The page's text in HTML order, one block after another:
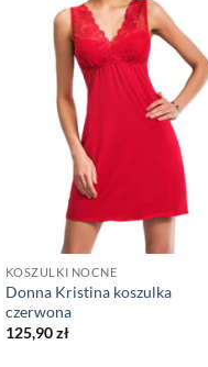
KOSZULKI NOCNE
Donna Kristina koszulka
czerwona
125,90zł